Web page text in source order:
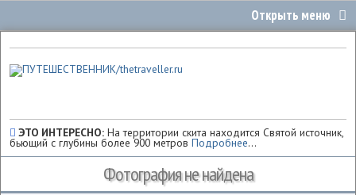
ЭТО ИНТЕРЕСНО: На территории скита находится Святой источник,
бьющий с глубины более 900 метровПодробнее...
Фотография не найдена